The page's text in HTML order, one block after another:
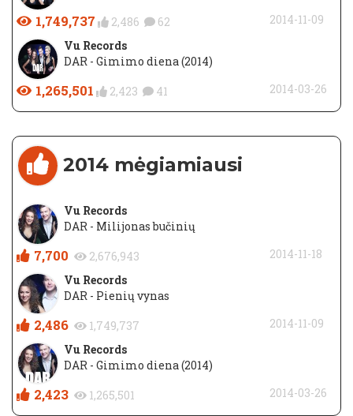
1,749,737 2,486 62
2014-11-09
Vu Records
DAR - Gimimo diena (2014)
1,265,501 2,423 41 2014-03-26
2014 mėgiamiausi
Vu Records
DAR - Milijonas bučinių
7,700 2,676,943
2014-11-18
Vu Records
DAR - Pienių vynas
2,486 1,749,737
2014-11-09
Vu Records
DAR - Gimimo diena (2014)
2,423 1,265,501 2014-03-26